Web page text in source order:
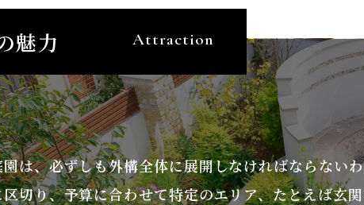
魅力 Attraction
は、必ずしも外構全体に展開しなければならない
切り、予算に合わせて特定のエリア、たとえば玄